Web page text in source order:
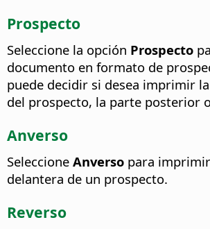
Prospecto
Seleccione la opción Prospecto
documento en formato de
puede decidir si desea imprimir
del prospecto, la parte posterior
Anverso
Seleccione Anverso para
delantera de un prospecto.
Reverso